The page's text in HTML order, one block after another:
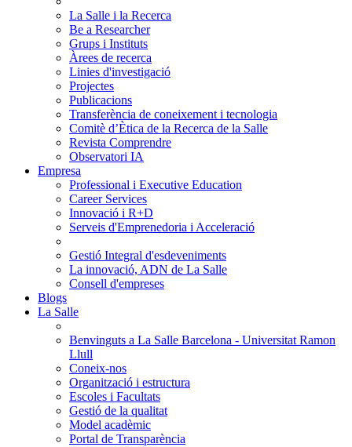
La Salle i la Recerca
Be a Researcher
Grups i Instituts
Àrees de recerca
Linies d'investigació
Projectes
Publicacions
Transferència de coneixement i tecnologia
Comitè d’Ètica de la Recerca de la Salle
Revista Comprendre
Observatori IA
Empresa
Professional i Executive Education
Career Services
Innovació i R+D
Serveis d'Emprenedoria i Acceleració
Gestió Integral d'esdeveniments
La innovació, ADN de La Salle
Consell d'empreses
Blogs
La Salle
Benvinguts a La Salle Barcelona - Universitat Ramon
Llull
Coneix-nos
Organització i estructura
Escoles i Facultats
Gestió de la qualitat
Model acadèmic
Portal de Transparència